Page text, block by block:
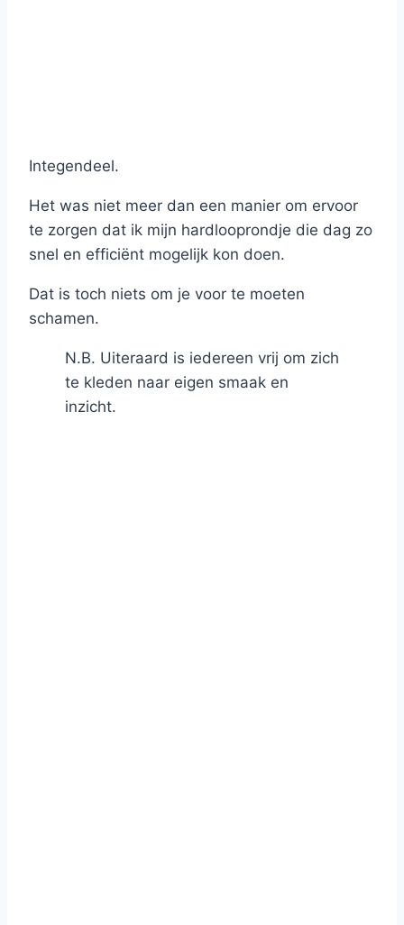
Integendeel.
Het was niet meer dan een manier om ervoor
te zorgen dat ik mijn hardlooprondje die dag zo
snel en efficiënt mogelijk kon doen.
Dat is toch niets om je voor te moeten
schamen.
N.B. Uiteraard is iedereen vrij om zich
te kleden naar eigen smaak en
inzicht.